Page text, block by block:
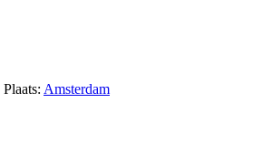
Plaats: Amsterdam